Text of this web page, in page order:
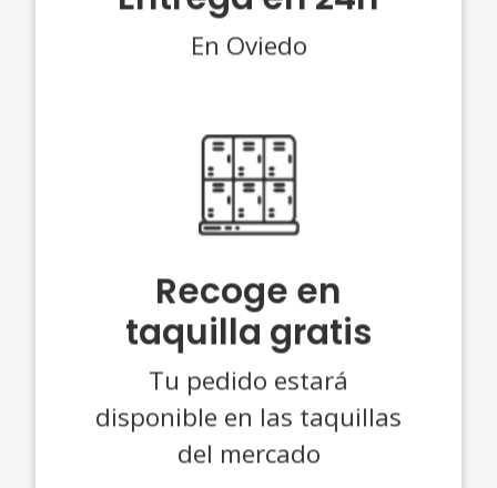
En Oviedo
Recoge en
taquilla gratis
Tu pedido estará
disponible en las taquillas
del mercado